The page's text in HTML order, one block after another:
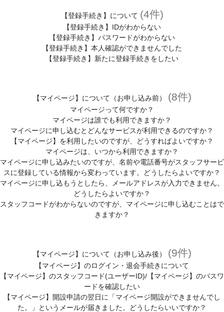
【登録手続き】について (4件)
【登録手続き】IDがわからない
【登録手続き】パスワードがわからない
【登録手続き】本人確認ができませんでした
【登録手続き】新たに登録手続きをしたい
【マイページ】について（お申し込み前） (8件)
マイページって何ですか？
マイページは誰でも利用できますか？
マイページに申し込むとどんなサービスが利用できるのですか？
【マイページ】を利用したいのですが、どうすればよいですか？
マイページは、いつから利用できますか？
マイページに申し込みたいのですが、名前や電話番号がスタッフサービ
スに登録している情報から変わっています。どうしたらよいですか？
マイページに申し込もうとしたら、メールアドレスが入力できません。
どうしたらよいですか？
スタッフコードがわからないのですが、マイページに申し込むことはで
きますか？
【マイページ】について（お申し込み後） (9件)
【マイページ】のログイン・退会手続きについて
【マイページ】のスタッフコード(ユーザーID)/【マイページ】のパスワ
ードを確認したい
【マイページ】開設申請の翌日に「マイページ開設ができませんでし
た。」というメールが届きました。どうしたらいいですか？